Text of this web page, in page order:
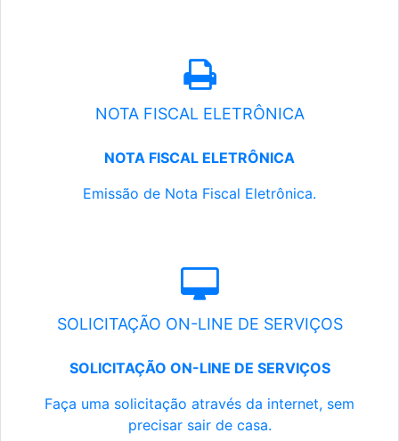
NOTA FISCAL ELETRÔNICA
NOTA FISCAL ELETRÔNICA
Emissão de Nota Fiscal Eletrônica.
SOLICITAÇÃO ON-LINE DE SERVIÇOS
SOLICITAÇÃO ON-LINE DE SERVIÇOS
Faça uma solicitação através da internet, sem
precisar sair de casa.